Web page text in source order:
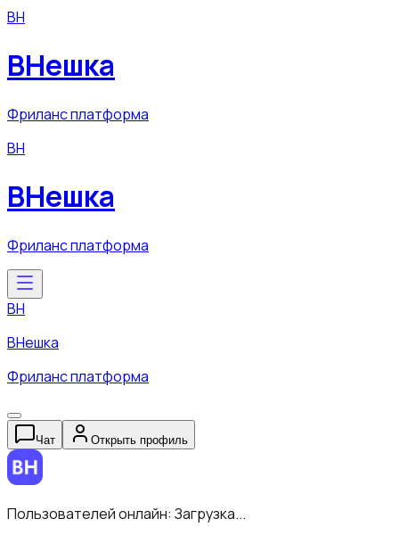
ВН
ВНешка
Фриланс платформа
ВН
ВНешка
Фриланс платформа
ВН
ВНешка
Фриланс платформа
Чат Открыть профиль
Пользователей онлайн: Загрузка...